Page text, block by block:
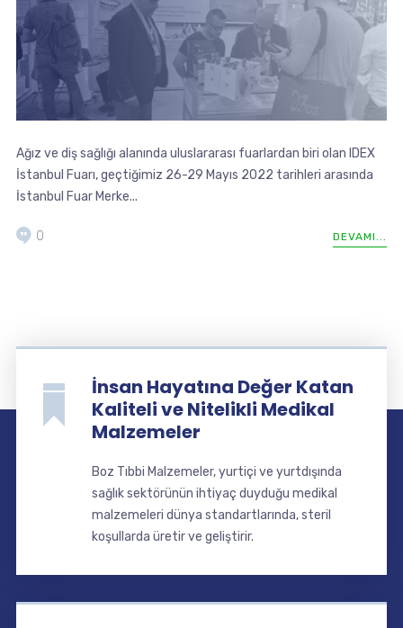
Ağız ve diş sağlığı alanında uluslararası fuarlardan biri olan IDEX
İstanbul Fuarı, geçtiğimiz 26-29 Mayıs 2022 tarihleri arasında
İstanbul Fuar Merke...
DEVAMI...
0
İnsan Hayatına Değer Katan
Kaliteli ve Nitelikli Medikal
Malzemeler
Boz Tıbbi Malzemeler, yurtiçi ve yurtdışında
sağlık sektörünün ihtiyaç duyduğu medikal
malzemeleri dünya standartlarında, steril
koşullarda üretir ve geliştirir.